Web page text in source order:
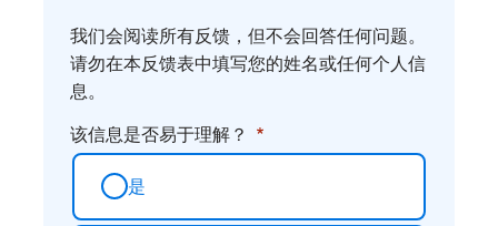
我们会阅读所有反馈，但不会回答任何问题。
请勿在本反馈表中填写您的姓名或任何个人信
息。
该信息是否易于理解？
是